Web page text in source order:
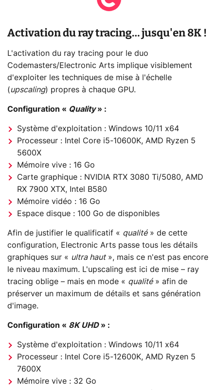
Activation du ray tracing… jusqu'en 8K !
L'activation du ray tracing pour le duo
Codemasters/Electronic Arts implique visiblement
d'exploiter les techniques de mise à l'échelle
(upscaling) propres à chaque GPU.
Configuration « Quality» :
Système d'exploitation : Windows 10/11 x64
Processeur : Intel Core i5-10600K, AMD Ryzen 5
5600X
Mémoire vive : 16 Go
Carte graphique : NVIDIA RTX 3080 Ti/5080, AMD
RX 7900 XTX, Intel B580
Mémoire vidéo : 16 Go
Espace disque : 100 Go de disponibles
Afin de justifier le qualificatif « qualité» de cette
configuration, Electronic Arts passe tous les détails
graphiques sur « ultra haut», mais ce n'est pas encore
le niveau maximum. L'upscaling est ici de mise – ray
tracing oblige – mais en mode « qualité» afin de
préserver un maximum de détails et sans génération
d'image.
Configuration « 8K UHD » :
Système d'exploitation : Windows 10/11 x64
Processeur : Intel Core i5-12600K, AMD Ryzen 5
7600X
Mémoire vive : 32 Go